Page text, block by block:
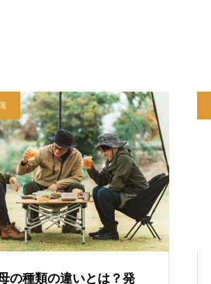
の種類の違いとは？発